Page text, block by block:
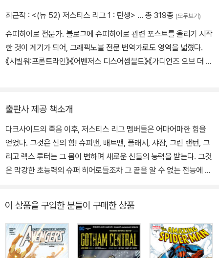
티브 코믹스>의 정규 작가가 되었다. 필리핀 태생으로 현재는 캐나다
최근작 : <(뉴 52) 저스티스 리그 1 : 탄생> … 총 319종 (모두보기)
슈퍼히어로 전문가. 블로그에 슈퍼히어로 관련 포스트를 올리기 시작
한 것이 계기가 되어, 그래픽노블 전문 번역가로도 영역을 넓혔다.
《시빌워:프론트라인》《어벤저스 디스어셈블드》《가디언즈 오브 더 갤
출판사 제공 책소개
다크사이드의 죽음 이후, 저스티스 리그 멤버들은 어마어마한 힘을
얻었다. 그것은 신의 힘! 슈퍼맨, 배트맨, 플래시, 샤잠, 그린 랜턴, 그
리고 렉스 루터는 그 몸이 변하며 새로운 신들의 능력을 받는다. 그것
은 막강한 초능력의 슈퍼 히어로들조차 그 끝을 알 수 없는 전능에 가
들이 파멸당하는 것을 막는 싸움이 주어진다. 이 세계를 지키기 위해
서라면 적과 손잡는 것도 감수해야 한다. 그것이 저스티스 리그의 가
장 거대한 적… 크라임 신디케이트라 할지라도!만화계의 슈퍼스타 제
프 존스. 그가 지난 4년 동안 써온 ‘세계 최고 히어로들’ 이야기의 충
이 상품을 구입한 분들이 구매한 상품